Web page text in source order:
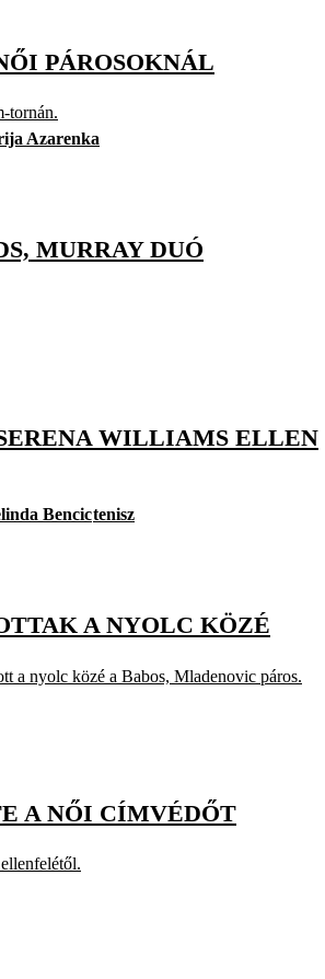
PÁROSOKNÁL
tornán.
Azarenka
MURRAY DUÓ
WILLIAMS ELLEN
Bencictenisz
A NYOLC KÖZÉ
a nyolc közé a Babos, Mladenovic páros.
A NŐI CÍMVÉDŐT